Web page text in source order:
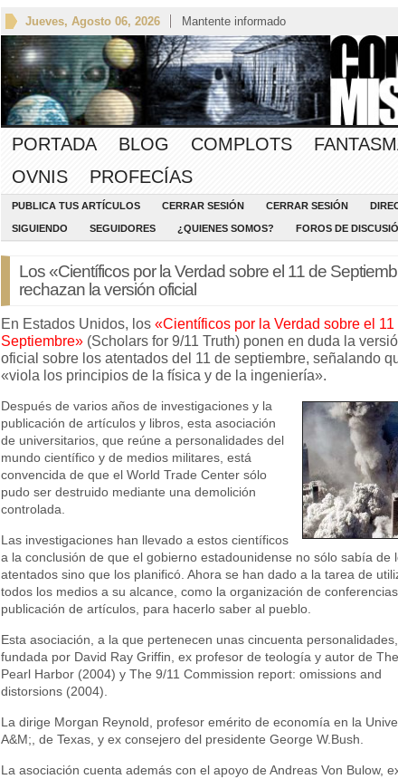
Jueves, Agosto 06, 2026 Mantente informado
PORTADA BLOG COMPLOTS
OVNIS
PROFECÍAS
PUBLICA TUS ARTÍCULOS CERRAR SESIÓN CERRAR SESIÓN
SIGUIENDO SEGUIDORES ¿QUIENES SOMOS? FOROS DE
Los «Científicos por la Verdad sobre el 11 de
rechazan la versión oficial
En Estados Unidos, los «Científicos por la Verdad sobre el 11
Septiembre» (Scholars for 9/11 Truth) ponen en duda la
oficial sobre los atentados del 11 de septiembre, señalando
«viola los principios de la física y de la ingeniería».
Después de varios años de investigaciones y la
publicación de artículos y libros, esta asociación
de universitarios, que reúne a personalidades del
mundo científico y de medios militares, está
convencida de que el World Trade Center sólo
pudo ser destruido mediante una demolición
controlada.
Las investigaciones han llevado a estos científicos
a la conclusión de que el gobierno estadounidense no sólo sabía de
atentados sino que los planificó. Ahora se han dado a la tarea de
todos los medios a su alcance, como la organización de
publicación de artículos, para hacerlo saber al pueblo.
Esta asociación, a la que pertenecen unas cincuenta
fundada por David Ray Griffin, ex profesor de teología y autor de
Pearl Harbor (2004) y The 9/11 Commission report: omissions and
distorsions (2004).
La dirige Morgan Reynold, profesor emérito de economía en la
A&M;, de Texas, y ex consejero del presidente George W.Bush.
La asociación cuenta además con el apoyo de Andreas Von Bulow,